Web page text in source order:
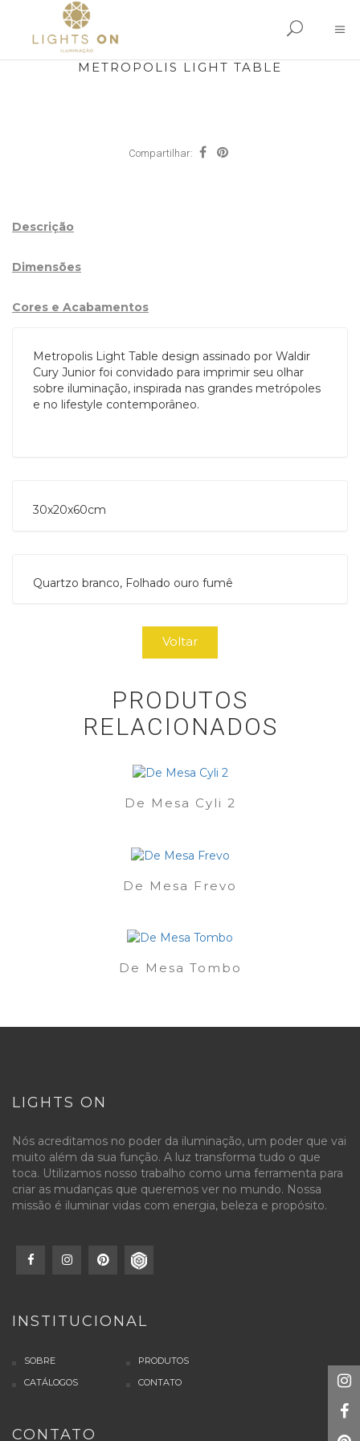
METROPOLIS LIGHT TABLE
Compartilhar:
Descrição
Dimensões
Cores e Acabamentos
Metropolis Light Table design assinado por Waldir
Cury Junior foi convidado para imprimir seu olhar
sobre iluminação, inspirada nas grandes metrópoles
e no lifestyle contemporâneo.
30x20x60cm
Quartzo branco, Folhado ouro fumê
Voltar
PRODUTOS
RELACIONADOS
De Mesa Cyli 2
De Mesa Frevo
De Mesa Tombo
LIGHTS ON
Nós acreditamos no poder da iluminação, um poder que vai
muito além da sua função. A luz transforma tudo o que
toca. Utilizamos nosso trabalho como uma ferramenta para
criar as mudanças que queremos ver no mundo. Nossa
missão é iluminar vidas com energia, beleza e propósito.
INSTITUCIONAL
SOBRE
PRODUTOS
CATÁLOGOS
CONTATO
CONTATO